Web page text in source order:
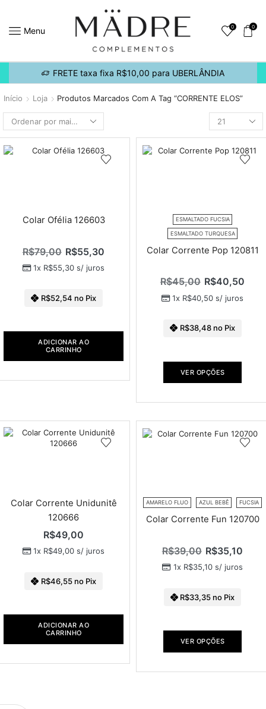
Menu 0 0
FRETE taxa fixa R$10,00 para UBERLÂNDIA
Início Loja Produtos Marcados Com A Tag “CORRENTE ELOS”
Colar Ofélia 126603
R$79,00 R$55,30
1x R$55,30 s/ juros
R$52,54 no Pix
ADICIONAR AO
CARRINHO
ESMALTADO FUCSIA
ESMALTADO TURQUESA
Colar Corrente Pop 120811
R$45,00 R$40,50
1x R$40,50 s/ juros
R$38,48 no Pix
VER OPÇÕES
Colar Corrente Unidunitê
120666
R$49,00
1x R$49,00 s/ juros
R$46,55 no Pix
ADICIONAR AO
CARRINHO
AMARELO FLUO AZUL BEBÊ FUCSIA
Colar Corrente Fun 120700
R$39,00 R$35,10
1x R$35,10s/ juros
R$33,35 no Pix
VER OPÇÕES